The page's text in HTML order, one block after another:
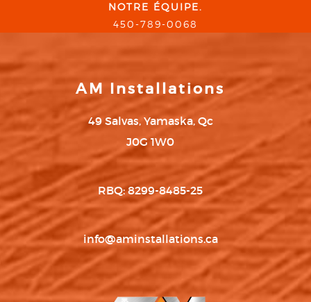
NOTRE ÉQUIPE.
450-789-0068
AM Installations
49 Salvas, Yamaska, Qc
J0G 1W0
RBQ: 8299-8485-25
info@aminstallations.ca